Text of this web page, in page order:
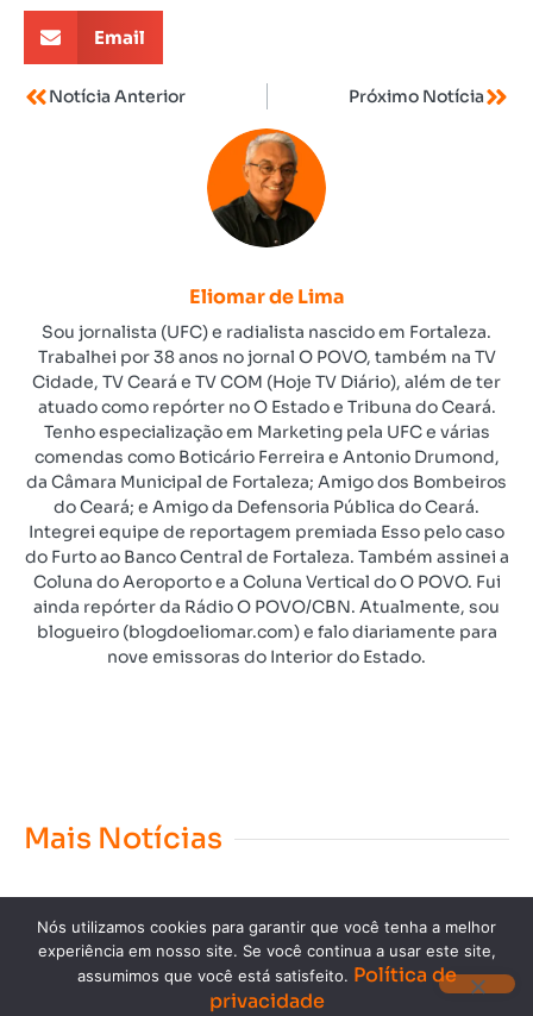
Email
Notícia Anterior Próximo Notícia
Eliomar de Lima
Sou jornalista (UFC) e radialista nascido em Fortaleza.
Trabalhei por 38 anos no jornal O POVO, também na TV
Cidade, TV Ceará e TV COM (Hoje TV Diário), além de ter
atuado como repórter no O Estado e Tribuna do Ceará.
Tenho especialização em Marketing pela UFC e várias
comendas como Boticário Ferreira e Antonio Drumond,
da Câmara Municipal de Fortaleza; Amigo dos Bombeiros
do Ceará; e Amigo da Defensoria Pública do Ceará.
Integrei equipe de reportagem premiada Esso pelo caso
do Furto ao Banco Central de Fortaleza. Também assinei a
Coluna do Aeroporto e a Coluna Vertical do O POVO. Fui
ainda repórter da Rádio O POVO/CBN. Atualmente, sou
blogueiro (blogdoeliomar.com) e falo diariamente para
nove emissoras do Interior do Estado.
Mais Notícias
Nós utilizamos cookies para garantir que você tenha a melhor
experiência em nosso site. Se você continua a usar este site,
assumimos que você está satisfeito. Política de
privacidade